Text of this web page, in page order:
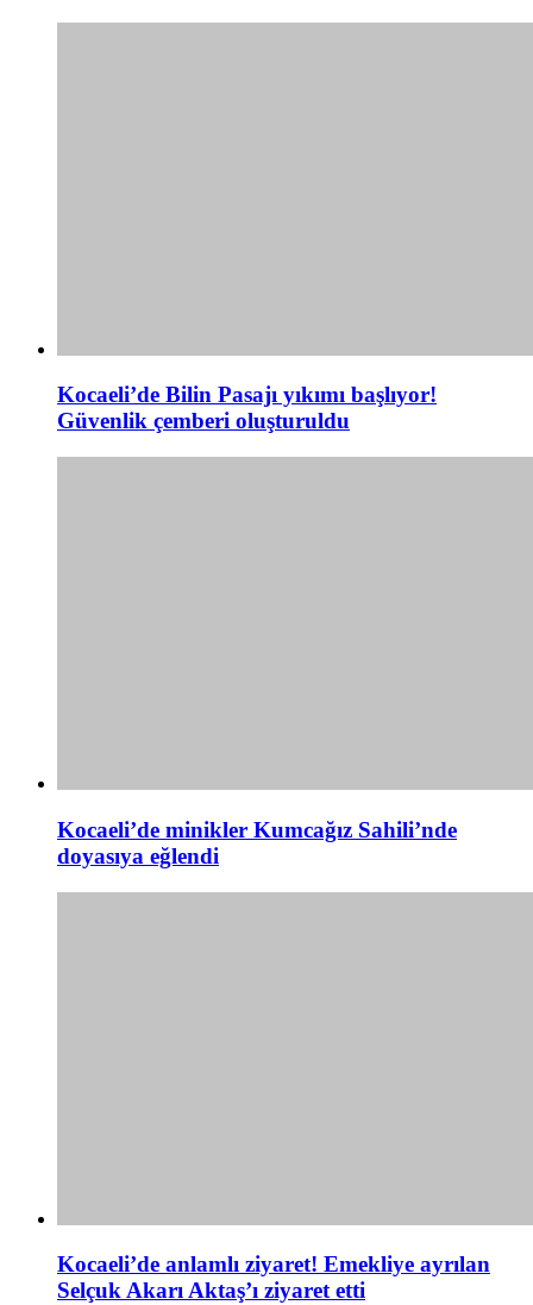
Kocaeli’de Bilin Pasajı yıkımı başlıyor!
Güvenlik çemberi oluşturuldu
Kocaeli’de minikler Kumcağız Sahili’nde
doyasıya eğlendi
Kocaeli’de anlamlı ziyaret! Emekliye ayrılan
Selçuk Akarı Aktaş’ı ziyaret etti